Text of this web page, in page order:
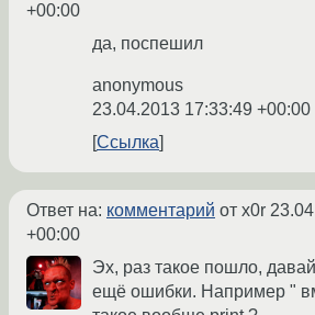
+00:00
да, поспешил
anonymous
23.04.2013 17:33:49 +00:00
Ссылка
Ответ на: комментарий от x0r
+00:00
Эх, раз такое пошло,
ещё ошибки. Например "